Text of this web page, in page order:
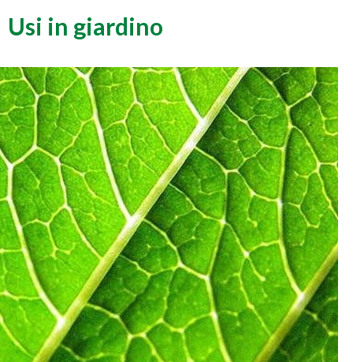
Usi in giardino